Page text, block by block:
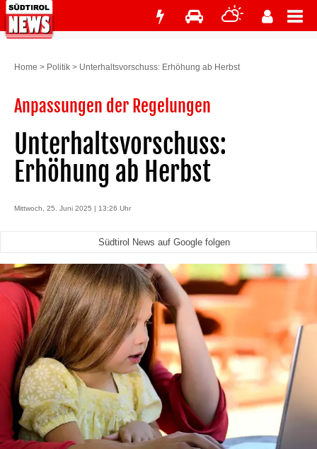
Home > Politik > Unterhaltsvorschuss: Erhöhung ab Herbst
Anpassungen der Regelungen
Unterhaltsvorschuss:
Erhöhung ab Herbst
Mittwoch, 25. Juni 2025 | 13:26 Uhr
Südtirol News auf Google folgen